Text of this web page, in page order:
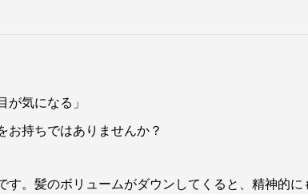
が気になる」
お持ちではありませんか？
す。髪のボリュームがダウンしてくると、精神的